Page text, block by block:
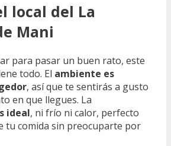
local del La
Mani
para pasar un buen rato, este
todo. El ambiente es
, así que te sentirás a gusto
en que llegues. La
ideal, ni frío ni calor, perfecto
tu comida sin preocuparte por